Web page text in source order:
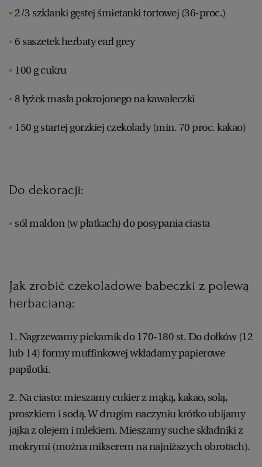
2/3 szklanki gęstej śmietanki tortowej (36-proc.)
6 saszetek herbaty earl grey
100 g cukru
8 łyżek masła pokrojonego na kawałeczki
150 g startej gorzkiej czekolady (min. 70 proc. kakao)
Do dekoracji:
sól maldon (w płatkach) do posypania ciasta
Jak zrobić czekoladowe babeczki z polewą
herbacianą:
1. Nagrzewamy piekarnik do 170-180 st. Do dołków (12
lub 14) formy muffinkowej wkładamy papierowe
papilotki.
2. Na ciasto: mieszamy cukier z mąką, kakao, solą,
proszkiem i sodą. W drugim naczyniu krótko ubijamy
jajka z olejem i mlekiem. Mieszamy suche składniki z
mokrymi (można mikserem na najniższych obrotach).